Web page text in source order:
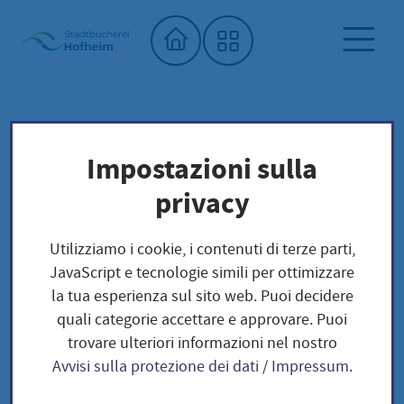
Home"
Biblioteca comunale
Biblioteca dei semi
Unser Saatgut: Aussaat - Ernte -
Kohl und Körner
Impostazioni sulla
privacy
Utilizziamo i cookie, i contenuti di terze parti,
JavaScript e tecnologie simili per ottimizzare
la tua esperienza sul sito web. Puoi decidere
quali categorie accettare e approvare. Puoi
trovare ulteriori informazioni nel nostro
Avvisi sulla protezione dei dati/ Impressum.